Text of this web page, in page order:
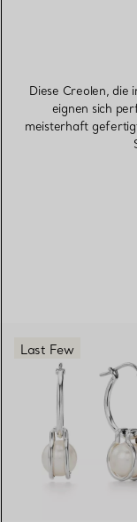
Diese Creolen, die
eignen sich
meisterhaft
Last Few